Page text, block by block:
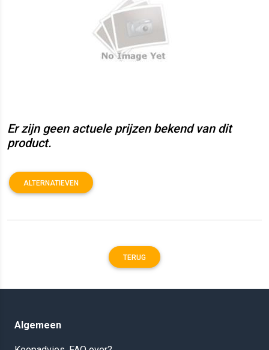
Er zijn geen actuele prijzen bekend van dit
product.
ALTERNATIEVEN
TERUG
Algemeen